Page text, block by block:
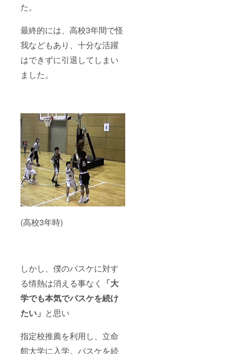
た。
最終的には、高校3年間で怪
我などもあり、十分な活躍
はできずに引退してしまい
ました。
(高校3年時)
しかし、僕のバスケに対す
る情熱は消える事なく
「大
学でも本気でバスケを続け
たい」 と思い
指定校推薦を利用し、立命
館大学に入学。バスケを続